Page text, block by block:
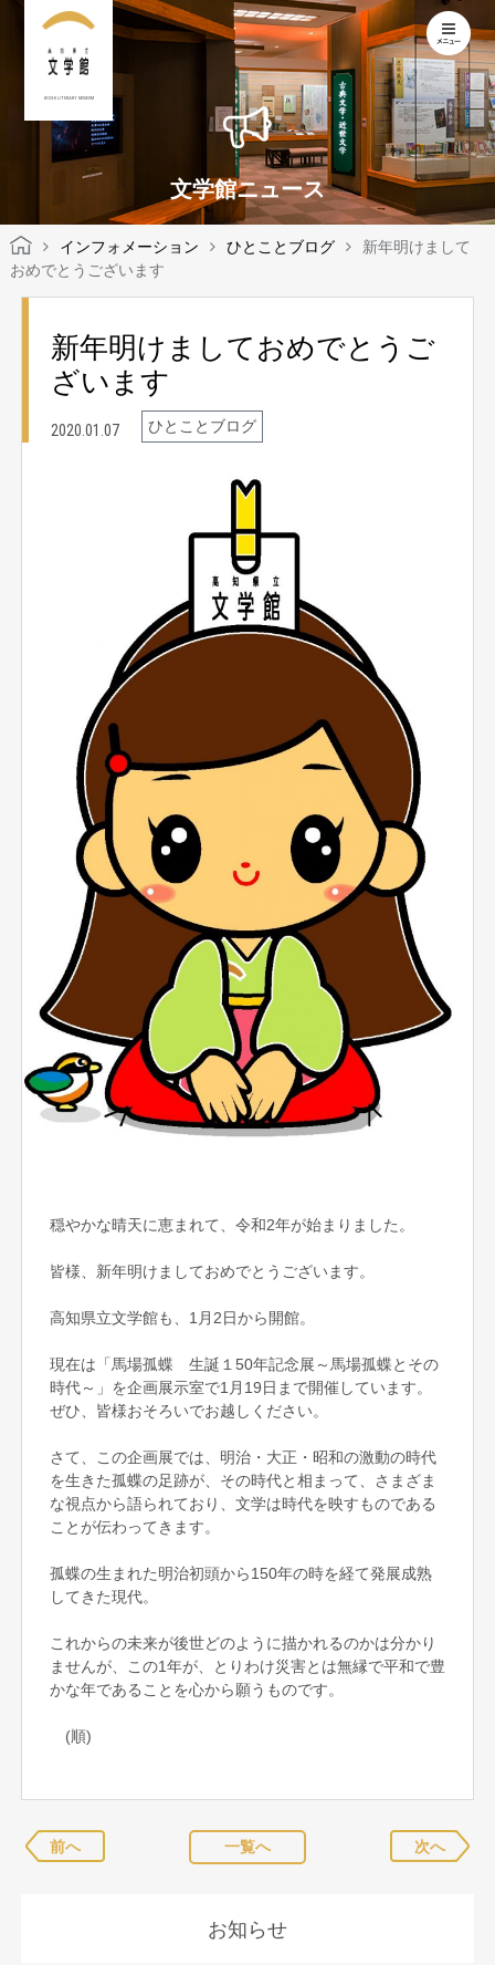
KOCHI LITERARY MUSEUM
文学館ニュース
インフォメーション ひとことブログ
新年明けまして
おめでとうございます
新年明けましておめでとうご
ざいます
2020.01.07 ひとことブログ
穏やかな晴天に恵まれて、令和2年が始まりました。
皆様、新年明けましておめでとうございます。
高知県立文学館も、1月2日から開館。
現在は「馬場孤蝶 生誕１50年記念展～馬場孤蝶とその
時代～」を企画展示室で1月19日まで開催しています。
ぜひ、皆様おそろいでお越しください。
さて、この企画展では、明治・大正・昭和の激動の時代
を生きた孤蝶の足跡が、その時代と相まって、さまざま
な視点から語られており、文学は時代を映すものである
ことが伝わってきます。
孤蝶の生まれた明治初頭から150年の時を経て発展成熟
してきた現代。
これからの未来が後世どのように描かれるのかは分かり
ませんが、この1年が、とりわけ災害とは無縁で平和で豊
かな年であることを心から願うものです。
(順)
前へ 一覧へ 次へ
お知らせ